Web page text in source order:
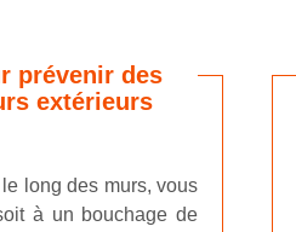
prévenir des
extérieurs
long des murs, vous
à un bouchage de